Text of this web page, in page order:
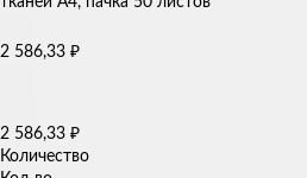
2 586,33 ₽
2 586,33 ₽
Количество